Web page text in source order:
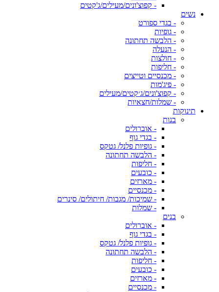
- קפוצ'ונים/מעילים/ג'קטים
נשים
- בגדי ספורט
- גופיות
- הלבשה תחתונה
- הנעלה
- חולצות
- חליפות
- מכנסיים וטייצים
- פיג'מות
- קפוצ'ונים/ג׳קטים/מעילים
- שמלות/חצאיות
תינוקות
בנות
- אוברולים
- בגדי גוף
- גופיות פלנל/ גטקס
- הלבשה תחתונה
- חליפות
- כובעים
- מארזים
- מכנסיים
- שמיכות/ מגבות/ חיתולים/ סינרים
- שמלות
בנים
- אוברולים
- בגדי גוף
- גופיות פלנל/ גטקס
- הלבשה תחתונה
- חליפות
- כובעים
- מארזים
- מכנסיים